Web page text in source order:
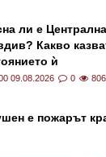
ли е
Какво
ѝ
09.08.2026 0 806
е пожарът